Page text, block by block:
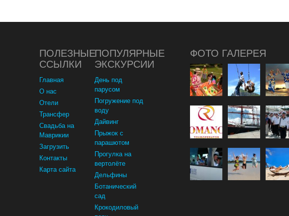
ПОЛЕЗНЫЕ
ССЫЛКИ
Главная
О нас
Отели
Трансфер
Свадьба на
Маврикии
Загрузить
Контакты
Карта сайта
ПОПУЛЯРНЫЕ
ЭКСКУРСИИ
День под
парусом
Погружение под
воду
Дайвинг
Прыжок с
парашютом
Прогулка на
вертолёте
Дельфины
Ботанический
сад
Крокодиловый
ФОТО ГАЛЕРЕЯ